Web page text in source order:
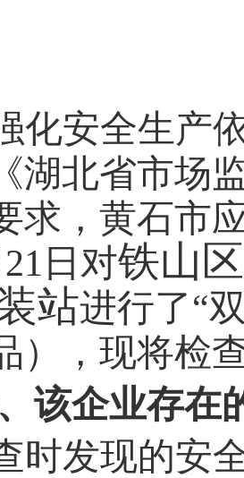
化安全生产
湖北省市场
求， 黄石市
日对铁山
站进行了“
），现将检
该企业存在
时发现的安